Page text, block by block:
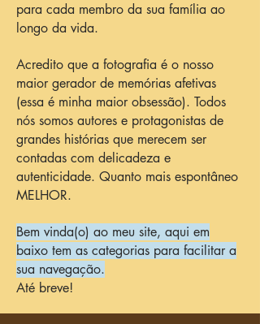
para cada membro da sua família ao
longo da vida.
Acredito que a fotografia é o nosso
maior gerador de memórias afetivas
(essa é minha maior obsessão). Todos
nós somos autores e protagonistas de
grandes histórias que merecem ser
contadas com delicadeza e
autenticidade. Quanto mais espontâneo
MELHOR.
Bem vinda(o) ao meu site, aqui em
baixo tem as categorias para facilitar a
sua navegação.
Até breve!